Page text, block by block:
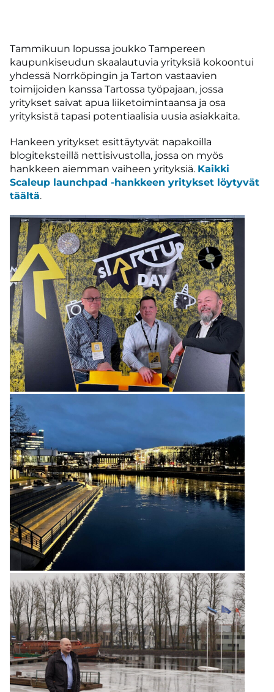
Tammikuun lopussa joukko Tampereen
kaupunkiseudun skaalautuvia yrityksiä kokoontui
yhdessä Norrköpingin ja Tarton vastaavien
toimijoiden kanssa Tartossa työpajaan, jossa
yritykset saivat apua liiketoimintaansa ja osa
yrityksistä tapasi potentiaalisia uusia asiakkaita.
Hankeen yritykset esittäytyvät napakoilla
blogiteksteillä nettisivustolla, jossa on myös
hankkeen aiemman vaiheen yrityksiä. Kaikki
Scaleup launchpad -hankkeen yritykset löytyvät
täältä.